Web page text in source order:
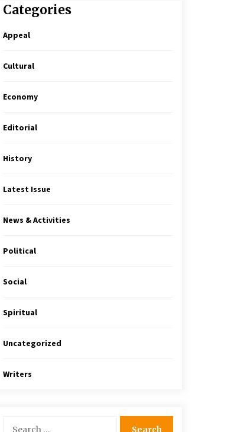
Categories
Appeal
Cultural
Economy
Editorial
History
Latest Issue
News & Activities
Political
Social
Spiritual
Uncategorized
Writers